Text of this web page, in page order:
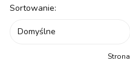
Lista produktów
Sortowanie:
Domyślne
Strona